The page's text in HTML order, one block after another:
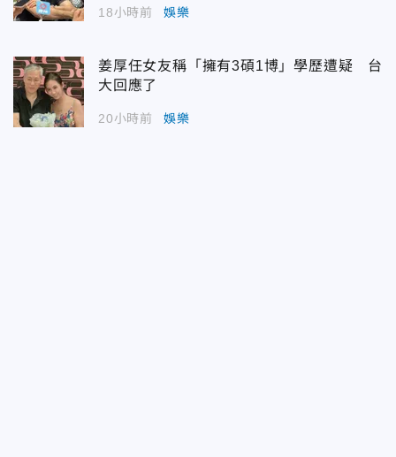
18小時前 娛樂
姜厚任女友稱「擁有3碩1博」學歷遭疑 台
大回應了
20小時前 娛樂